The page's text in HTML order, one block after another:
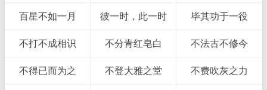
百星不如一月 彼一时，此一时 毕其功于一役
不打不成相识 不分青红皂白 不法古不修今
不得已而为之 不登大雅之堂 不费吹灰之力